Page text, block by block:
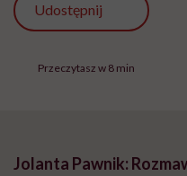
Udostępnij
Przeczytasz w 8 min
Jolanta Pawnik: